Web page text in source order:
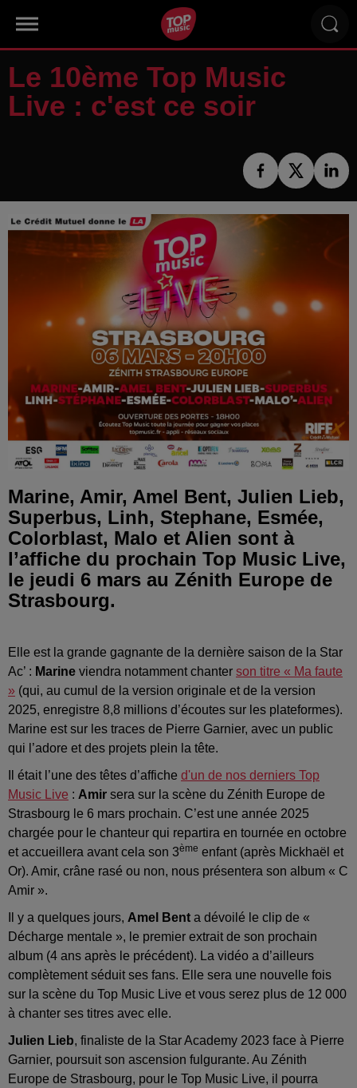
Le 10ème Top Music
Live : c'est ce soir
Marine, Amir, Amel Bent, Julien Lieb,
Superbus, Linh, Stephane, Esmée,
Colorblast, Malo et Alien sont à
l’affiche du prochain Top Music Live,
le jeudi 6 mars au Zénith Europe de
Strasbourg.
Elle est la grande gagnante de la dernière saison de la Star
Ac’ : Marine viendra notamment chanter son titre « Ma faute
» (qui, au cumul de la version originale et de la version
2025, enregistre 8,8 millions d’écoutes sur les plateformes).
Marine est sur les traces de Pierre Garnier, avec un public
qui l’adore et des projets plein la tête.
Il était l’une des têtes d’affiche d'un de nos derniers Top
Music Live : Amir sera sur la scène du Zénith Europe de
Strasbourg le 6 mars prochain. C’est une année 2025
chargée pour le chanteur qui repartira en tournée en octobre
et accueillera avant cela son 3ème enfant (après Mickhaël et
Or). Amir, crâne rasé ou non, nous présentera son album « C
Amir ».
Il y a quelques jours, Amel Bent a dévoilé le clip de «
Décharge mentale », le premier extrait de son prochain
album (4 ans après le précédent). La vidéo a d’ailleurs
complètement séduit ses fans. Elle sera une nouvelle fois
sur la scène du Top Music Live et vous serez plus de 12 000
à chanter ses titres avec elle.
Julien Lieb, finaliste de la Star Academy 2023 face à Pierre
Garnier, poursuit son ascension fulgurante. Au Zénith
Europe de Strasbourg, pour le Top Music Live, il pourra